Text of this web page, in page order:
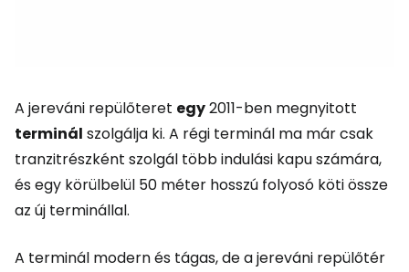
A jereváni repülőteret egy2011-ben megnyitott
terminál szolgálja ki. A régi terminál ma már csak
tranzitrészként szolgál több indulási kapu számára,
és egy körülbelül 50 méter hosszú folyosó köti össze
az új terminállal.
A terminál modern és tágas, de a jereváni repülőtér